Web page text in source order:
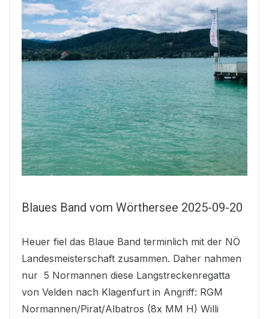
Blaues Band vom Wörthersee 2025-09-20
Heuer fiel das Blaue Band terminlich mit der NÖ
Landesmeisterschaft zusammen. Daher nahmen
nur 5 Normannen diese Langstreckenregatta
von Velden nach Klagenfurt in Angriff: RGM
Normannen/Pirat/Albatros (8x MM H) Willi